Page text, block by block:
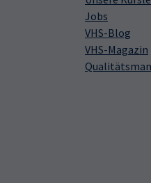
Jobs
VHS-Blog
VHS-Magazin